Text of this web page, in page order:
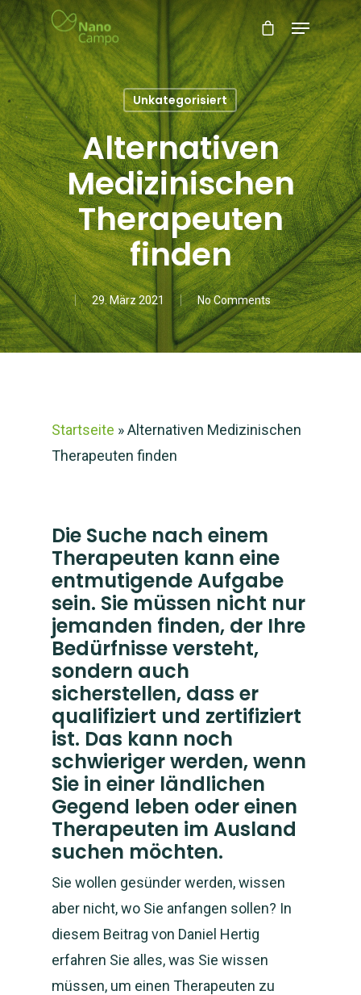
Unkategorisiert
Alternativen
Medizinischen
Therapeuten
finden
29. März 2021 No Comments
Startseite »Alternativen Medizinischen
Therapeuten finden
Die Suche nach einem
Therapeuten kann eine
entmutigende Aufgabe
sein. Sie müssen nicht nur
jemanden finden, der Ihre
Bedürfnisse versteht,
sondern auch
sicherstellen, dass er
qualifiziert und zertifiziert
ist. Das kann noch
schwieriger werden, wenn
Sie in einer ländlichen
Gegend leben oder einen
Therapeuten im Ausland
suchen möchten.
Sie wollen gesünder werden, wissen
aber nicht, wo Sie anfangen sollen? In
diesem Beitrag von Daniel Hertig
erfahren Sie alles, was Sie wissen
müssen, um einen Therapeuten zu